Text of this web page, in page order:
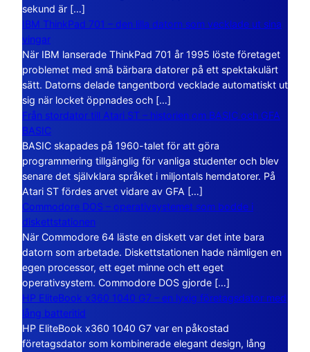
sekund är […]
IBM ThinkPad 701 – den lilla datorn som vecklade ut sina
vingar
När IBM lanserade ThinkPad 701 år 1995 löste företaget
problemet med små bärbara datorer på ett spektakulärt
sätt. Datorns delade tangentbord vecklade automatiskt ut
sig när locket öppnades och […]
Från stordator till Atari ST – historien om BASIC och GFA
BASIC
BASIC skapades på 1960-talet för att göra
programmering tillgänglig för vanliga studenter och blev
senare det självklara språket i miljontals hemdatorer. På
Atari ST fördes arvet vidare av GFA […]
Commodore DOS – operativsystemet som bodde i
diskettstationen
När Commodore 64 läste en diskett var det inte bara
datorn som arbetade. Diskettstationen hade nämligen en
egen processor, ett eget minne och ett eget
operativsystem. Commodore DOS gjorde […]
HP EliteBook x360 1040 G7 – en lyxig företagsdator med
lång batteritid
HP EliteBook x360 1040 G7 var en påkostad
företagsdator som kombinerade elegant design, lång